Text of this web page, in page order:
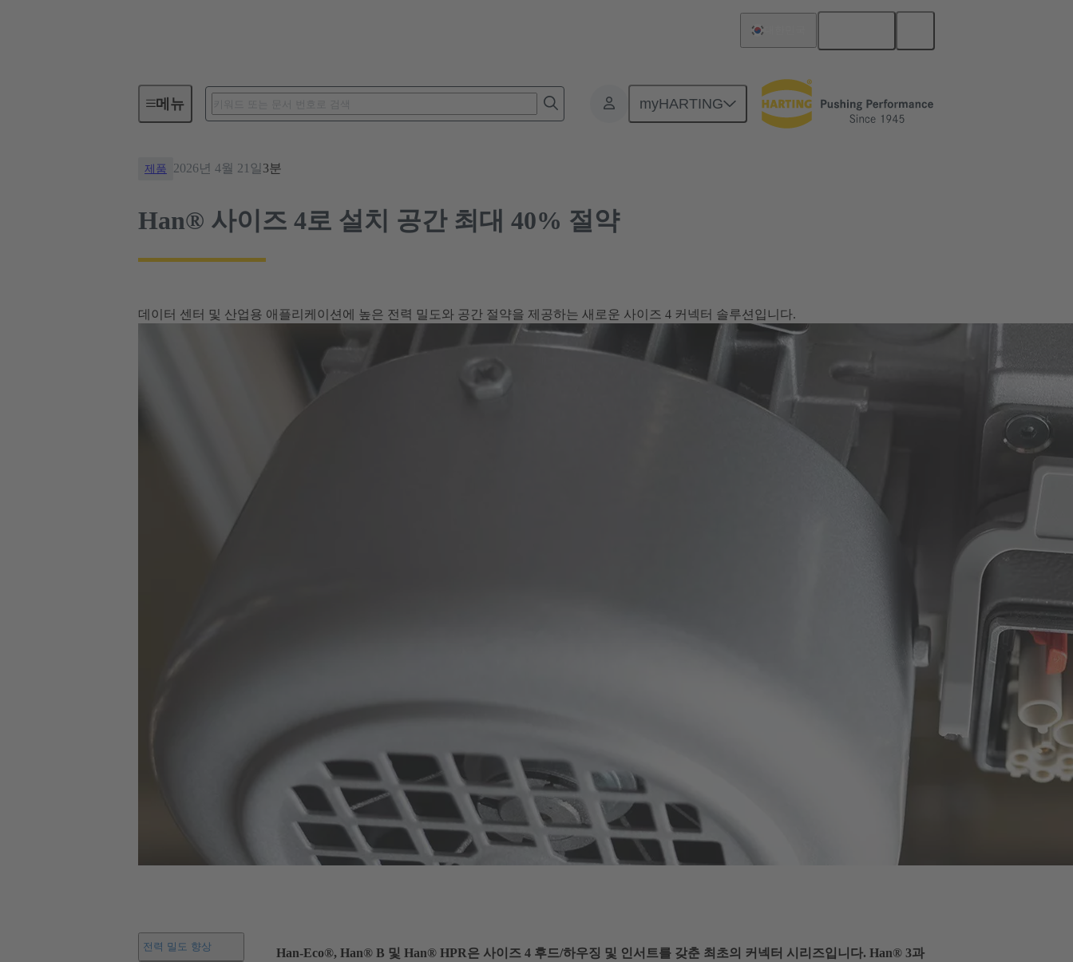
메뉴 myHARTING
제품 2026년 4월 21일 3분
Han® 사이즈 4로 설치 공간 최대 40% 절약
데이터 센터 및 산업용 애플리케이션에 높은 전력 밀도와 공간 절약을 제공하는 새로운 사이즈 4 커넥터 솔루션입니다.
전력 밀도 향상
Han-Eco®, Han® B 및 Han® HPR은 사이즈 4 후드/하우징 및 인서트를 갖춘 최초의 커넥터 시리즈입니다. Han® 3과